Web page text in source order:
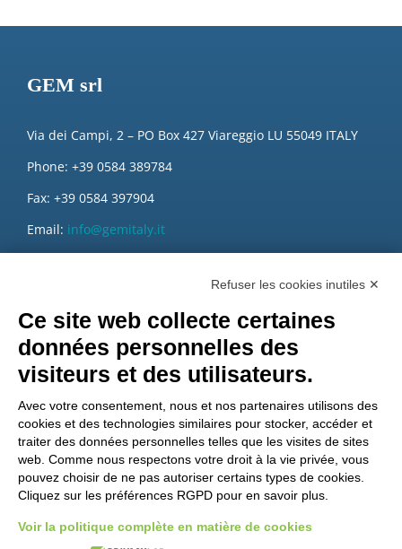
GEM srl
Via dei Campi, 2 – PO Box 427 Viareggio LU 55049 ITALY
Phone: +39 0584 389784
Fax: +39 0584 397904
Email: info@gemitaly.it
Refuser les cookies inutiles ✕
Ce site web collecte certaines
données personnelles des
visiteurs et des utilisateurs.
Avec votre consentement, nous et nos partenaires utilisons des
cookies et des technologies similaires pour stocker, accéder et
traiter des données personnelles telles que les visites de sites
web. Comme nous respectons votre droit à la vie privée, vous
pouvez choisir de ne pas autoriser certains types de cookies.
Cliquez sur les préférences RGPD pour en savoir plus.
Voir la politique complète en matière de cookies